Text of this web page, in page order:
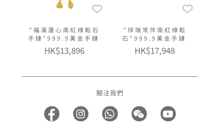
"福滿蓮心南紅綠鬆石
手鏈"999.9黃金手鏈
HK$13,896
"祥瑞常伴南紅綠鬆
石"999.9黃金手鏈
HK$17,948
關注我們